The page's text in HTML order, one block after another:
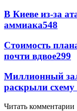
В Киеве из-за
аммиака548
Стоимость
почти вдвое299
Миллионный
раскрыли схему
Читать комментарии